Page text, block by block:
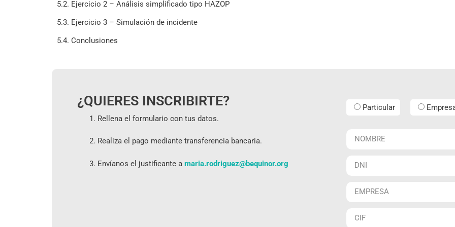
5.2. Ejercicio 2 – Análisis simplificado tipo HAZOP
5.3. Ejercicio 3 – Simulación de incidente
5.4. Conclusiones
¿QUIERES INSCRIBIRTE?
Rellena el formulario con tus datos.
Realiza el pago mediante transferencia bancaria.
Envíanos el justificante a maria.rodriguez@bequinor.org
Particular